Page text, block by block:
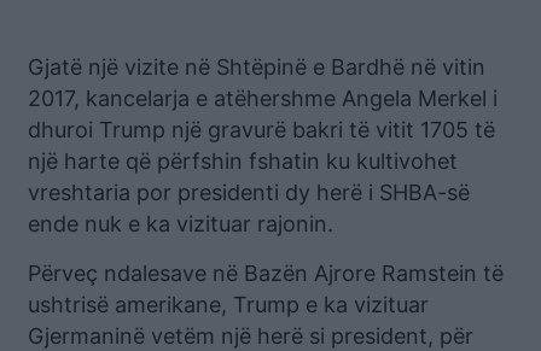
Gjatë një vizite në Shtëpinë e Bardhë në vitin
2017, kancelarja e atëhershme Angela Merkel i
dhuroi Trump një gravurë bakri të vitit 1705 të
një harte që përfshin fshatin ku kultivohet
vreshtaria por presidenti dy herë i SHBA-së
ende nuk e ka vizituar rajonin.
Përveç ndalesave në Bazën Ajrore Ramstein të
ushtrisë amerikane, Trump e ka vizituar
Gjermaninë vetëm një herë si president, për